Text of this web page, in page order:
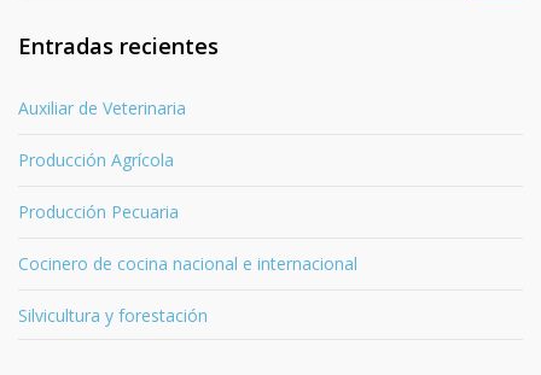
Entradas recientes
Auxiliar de Veterinaria
Producción Agrícola
Producción Pecuaria
Cocinero de cocina nacional e internacional
Silvicultura y forestación